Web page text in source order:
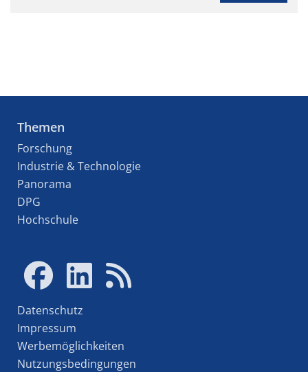
Themen
Forschung
Industrie & Technologie
Panorama
DPG
Hochschule
Datenschutz
Impressum
Werbemöglichkeiten
Nutzungsbedingungen